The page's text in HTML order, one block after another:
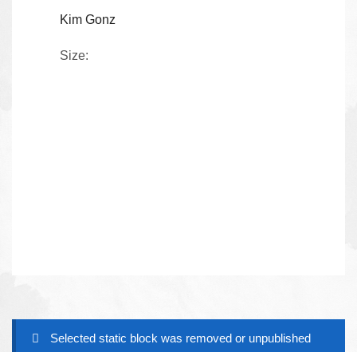
Kim Gonz
Size:
Selected static block was removed or unpublished